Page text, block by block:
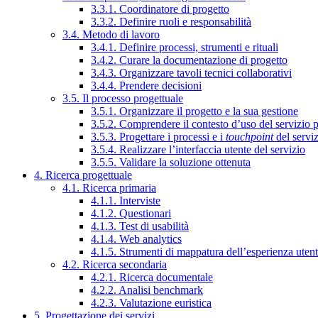
3.3.1. Coordinatore di progetto
3.3.2. Definire ruoli e responsabilità
3.4. Metodo di lavoro
3.4.1. Definire processi, strumenti e rituali
3.4.2. Curare la documentazione di progetto
3.4.3. Organizzare tavoli tecnici collaborativi
3.4.4. Prendere decisioni
3.5. Il processo progettuale
3.5.1. Organizzare il progetto e la sua gestione
3.5.2. Comprendere il contesto d’uso del servizio
3.5.3. Progettare i processi e i touchpointdel
3.5.4. Realizzare l’interfaccia utente del servizio
3.5.5. Validare la soluzione ottenuta
4. Ricerca progettuale
4.1. Ricerca primaria
4.1.1. Interviste
4.1.2. Questionari
4.1.3. Test di usabilità
4.1.4. Web analytics
4.1.5. Strumenti di mappatura dell’esperienza
4.2. Ricerca secondaria
4.2.1. Ricerca documentale
4.2.2. Analisi benchmark
4.2.3. Valutazione euristica
5. Progettazione dei servizi